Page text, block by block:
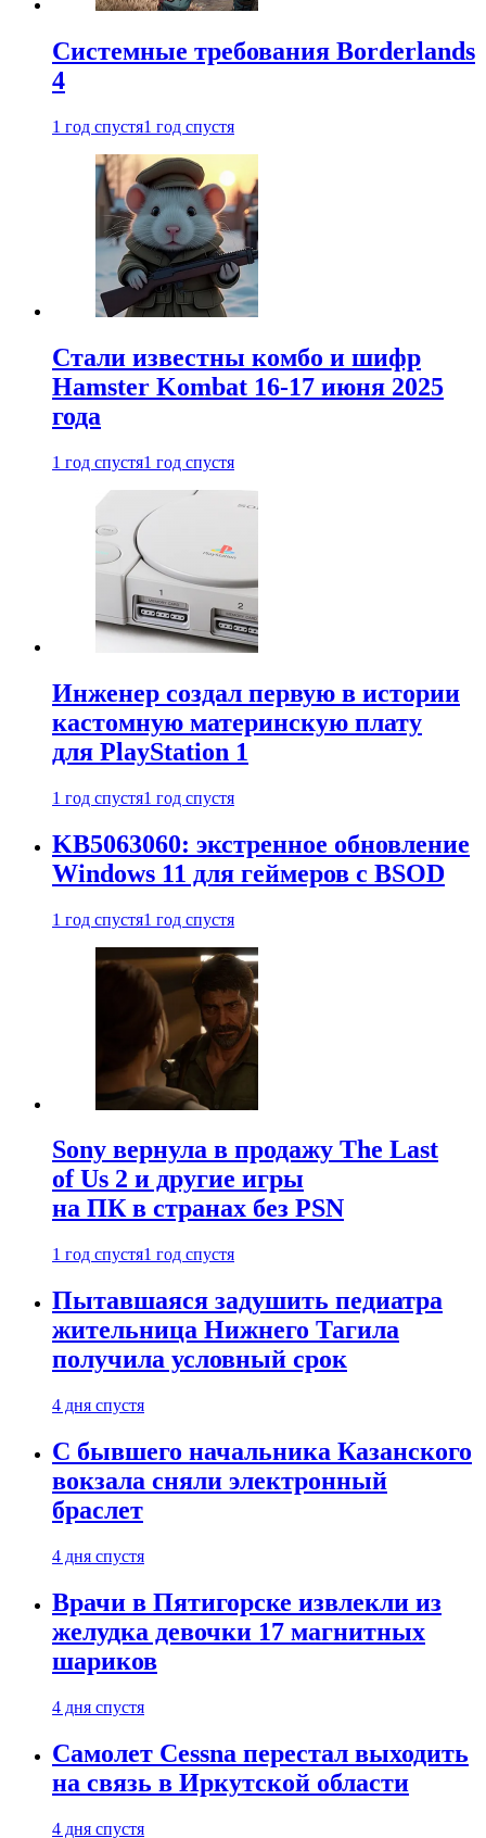
Системные требования Borderlands
4
1 год спустя1 год спустя
Стали известны комбо и шифр
Hamster Kombat 16-17 июня 2025
года
1 год спустя1 год спустя
Инженер создал первую в истории
кастомную материнскую плату
для PlayStation 1
1 год спустя1 год спустя
KB5063060: экстренное обновление
Windows 11 для геймеров с BSOD
1 год спустя1 год спустя
Sony вернула в продажу The Last
of Us 2 и другие игры
на ПК в странах без PSN
1 год спустя1 год спустя
Пытавшаяся задушить педиатра
жительница Нижнего Тагила
получила условный срок
4 дня спустя
С бывшего начальника Казанского
вокзала сняли электронный
браслет
4 дня спустя
Врачи в Пятигорске извлекли из
желудка девочки 17 магнитных
шариков
4 дня спустя
Самолет Cessna перестал выходить
на связь в Иркутской области
4 дня спустя